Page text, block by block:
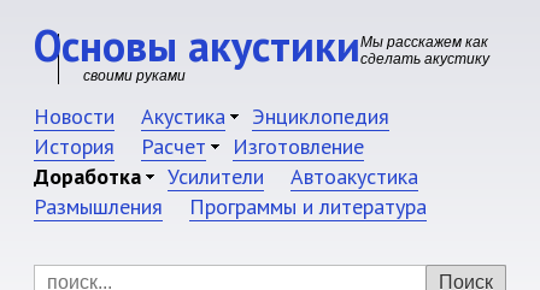
Основы акустикиМы расскажем как
сделать акустику
своими руками
Новости Акустика
Энциклопедия
История
Расчет
Изготовление
Доработка
Усилители
Автоакустика
Размышления
Программы и литература